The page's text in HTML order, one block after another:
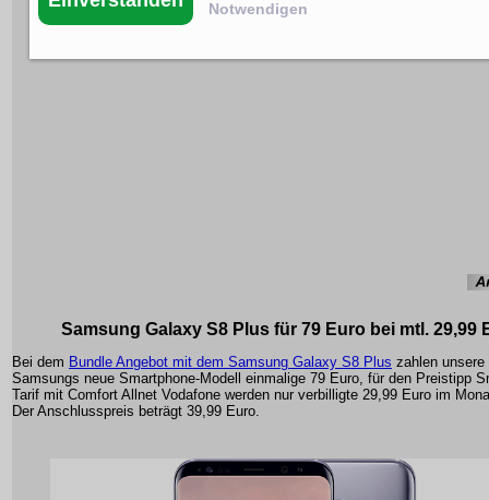
Samsung Galaxy S8 Plus für 79 Euro bei mtl. 29,99
Bei dem Bundle Angebot mit dem Samsung Galaxy S8 Plus zahlen unsere
Samsungs neue Smartphone-Modell einmalige 79 Euro, für den Preistipp
Tarif mit Comfort Allnet Vodafone werden nur verbilligte 29,99 Euro im
Der Anschlusspreis beträgt 39,99 Euro.
Notwendigen